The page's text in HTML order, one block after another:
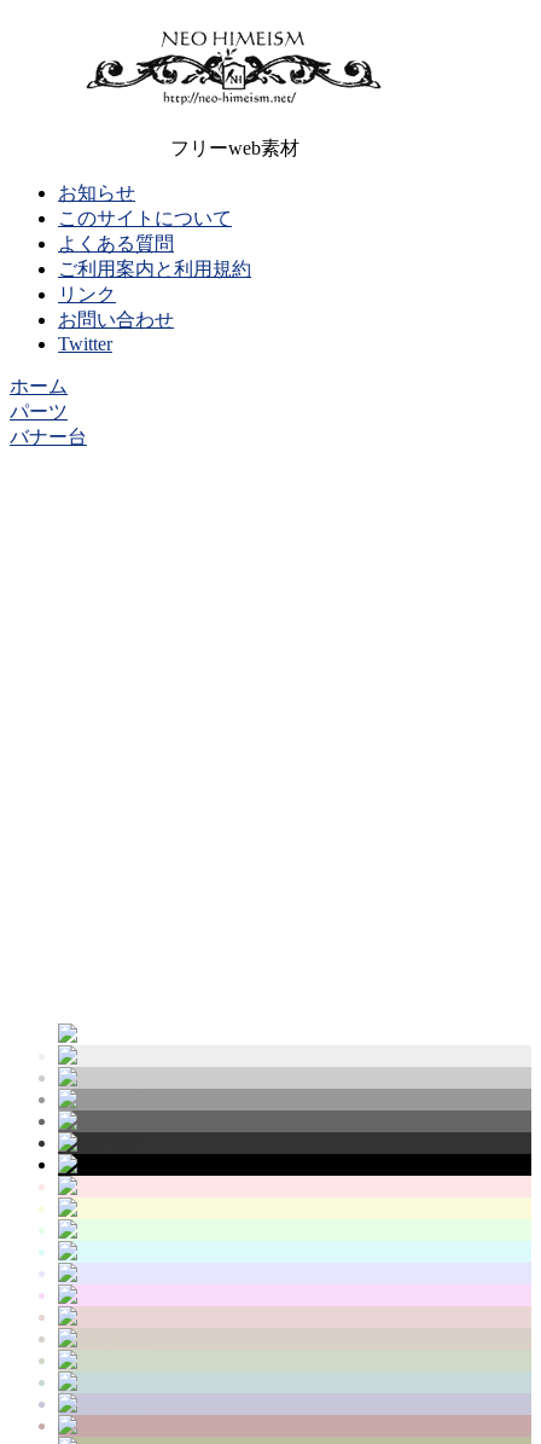
フリーweb素材
お知らせ
このサイトについて
よくある質問
ご利用案内と利用規約
リンク
お問い合わせ
Twitter
ホーム
パーツ
バナー台